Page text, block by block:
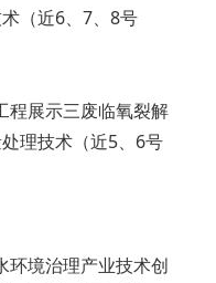
（近6、7、8号
程展示三废临氧裂解
理技术（近5、6号
环境治理产业技术创